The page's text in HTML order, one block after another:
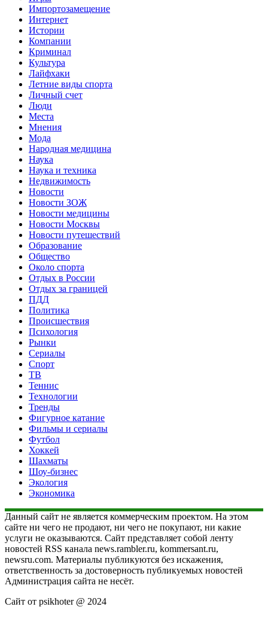
Импортозамещение
Интернет
Истории
Компании
Криминал
Культура
Лайфхаки
Летние виды спорта
Личный счет
Люди
Места
Мнения
Мода
Народная медицина
Наука
Наука и техника
Недвижимость
Новости
Новости ЗОЖ
Новости медицины
Новости Москвы
Новости путешествий
Образование
Общество
Около спорта
Отдых в России
Отдых за границей
ПДД
Политика
Происшествия
Психология
Рынки
Сериалы
Спорт
ТВ
Теннис
Технологии
Тренды
Фигурное катание
Фильмы и сериалы
Футбол
Хоккей
Шахматы
Шоу-бизнес
Экология
Экономика
Данный сайт не является коммерческим проектом. На этом
сайте ни чего не продают, ни чего не покупают, ни какие
услуги не оказываются. Сайт представляет собой ленту
новостей RSS канала news.rambler.ru, kommersant.ru,
newsru.com. Материалы публикуются без искажения,
ответственность за достоверность публикуемых новостей
Администрация сайта не несёт.
Сайт от psikhoter @ 2024